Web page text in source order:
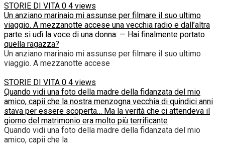
STORIE DI VITA 0 4 views
Un anziano marinaio mi assunse per filmare il suo ultimo
viaggio. A mezzanotte accese una vecchia radio e dall’altra
parte si udì la voce di una donna: — Hai finalmente portato
quella ragazza?
Un anziano marinaio mi assunse per filmare il suo ultimo
viaggio. A mezzanotte accese
STORIE DI VITA 0 4 views
Quando vidi una foto della madre della fidanzata del mio
amico, capii che la nostra menzogna vecchia di quindici anni
stava per essere scoperta… Ma la verità che ci attendeva il
giorno del matrimonio era molto più terrificante
Quando vidi una foto della madre della fidanzata del mio
amico, capii che la